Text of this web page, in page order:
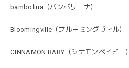
bambolina（バンボリーナ）
Bloomingville（ブルーミングヴィル）
CINNAMON BABY（シナモンベイビー）